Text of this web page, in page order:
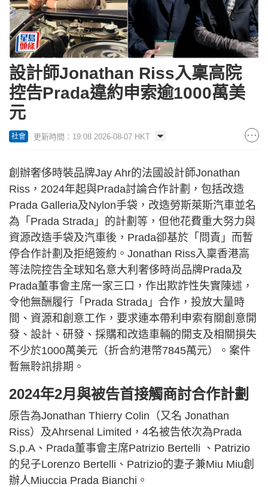
設計師Jonathan Riss入稟高院
控告Prada違約申索逾1000萬美
元
社會 更新時間：19:08 2026-08-07 HKT
創辦奢侈時裝品牌Jay Ahr的法國設計師Jonathan
Riss，2024年起與Prada討論合作計劃，包括改造
Prada Galleria及Nylon手袋，改造勞斯萊斯汽車並名
為「Prada Strada」的計劃等，但他花費重大努力與
資源改造手袋及汽車後，Prada卻基於「問責」而暫
停合作計劃及拒絕簽約。Jonathan Riss入稟香港高
等法院控告全球知名意大利奢侈時尚品牌Prada及
Prada董事會主席一家三口，作出欺詐性失實陳述，
令他無酬履行「Prada Strada」合作，投放大量時
間、資源和創意工作，要求連本帶利申索有關創意開
發、設計、研發、採購和改造車輛的開支及相關損失
不少於1000萬美元（折合約港幣7845萬元）。案件
暫無聆訊排期。
2024年2月與被告首接觸商討合作計劃
原告為Jonathan Thierry Colin（又名 Jonathan
Riss）及Ahrsenal Limited，4名被告依次為Prada
S.p.A、Prada董事會主席Patrizio Bertelli 、Patrizio
的兒子Lorenzo Bertelli、Patrizio的妻子兼Miu Miu創
辦人Miuccia Prada Bianchi。